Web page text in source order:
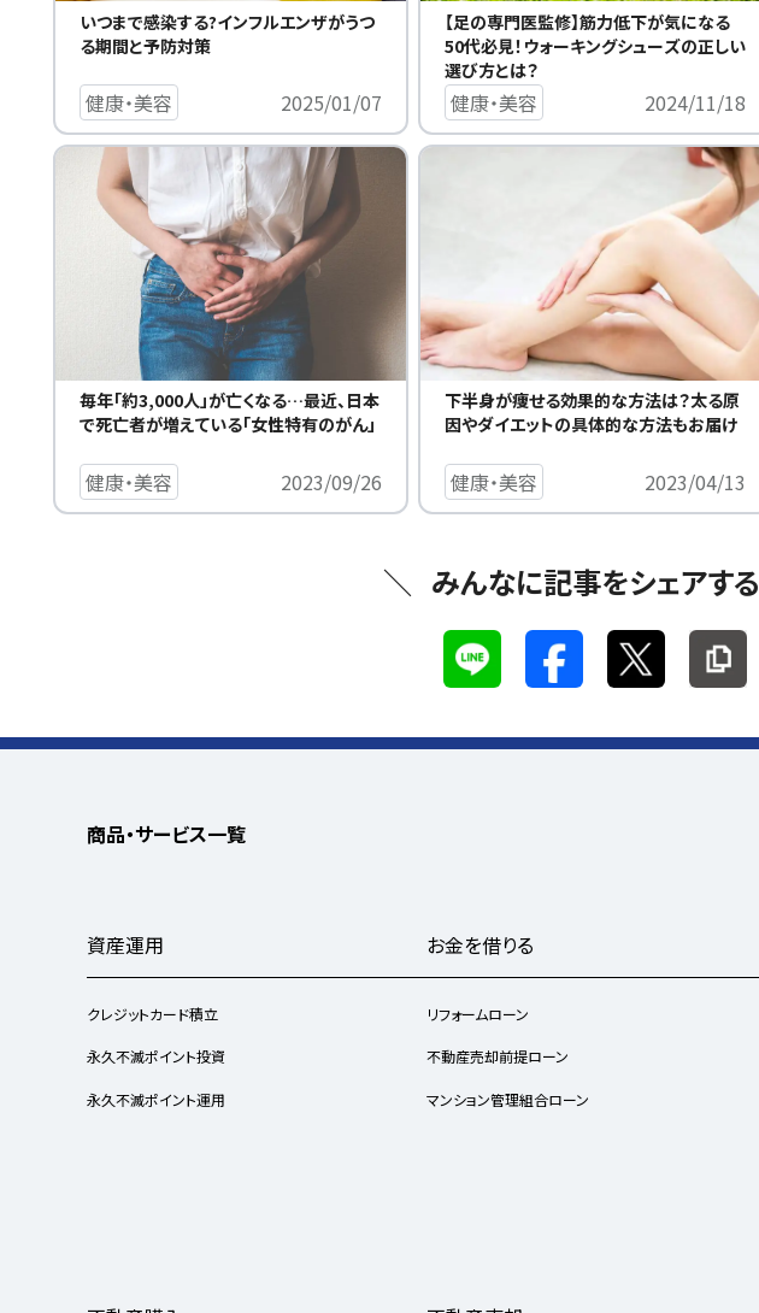
いつまで感染する?インフルエンザがうつ
る期間と予防対策
健康・美容 2025/01/07
【足の専門医監修】筋力低下が気になる
50代必見！ウォーキングシューズの正しい
選び方とは？
健康・美容 2024/11/18
毎年「約3,000人」が亡くなる…最近、日本
で死亡者が増えている「女性特有のがん」
健康・美容 2023/09/26
下半身が痩せる効果的な方法は？太る原
因やダイエットの具体的な方法もお届け
健康・美容 2023/04/13
みんなに記事をシェアする
商品・サービス一覧
資産運用
クレジットカード積立
永久不滅ポイント投資
永久不滅ポイント運用
お金を借りる
リフォームローン
不動産売却前提ローン
マンション管理組合ローン